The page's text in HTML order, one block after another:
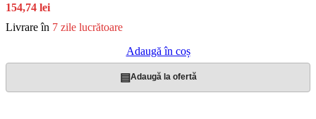
154,74 lei
Livrare în 7 zile lucrătoare
Adaugă în coș
▤Adaugă la ofertă